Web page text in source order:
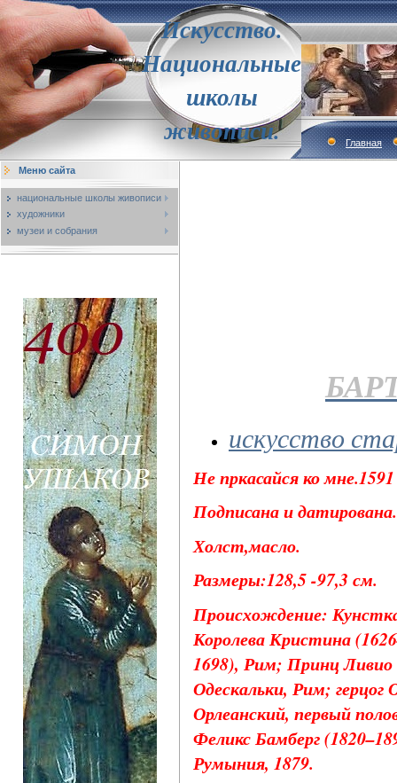
Искусство.
Национальные
школы
живописи.
Главная
Меню сайта
национальные школы живописи
художники
музеи и собрания
искусство
Не пркасайся ко мне.1591
Подписана и датирована.
Холст,масло.
Размеры:128,5 -97,3 см.
Происхождение:
Королева Кристина
1698), Рим; Принц Ливио
Одескальки, Рим; герцог
Орлеанский, первый
Феликс Бамберг
Румыния, 1879.